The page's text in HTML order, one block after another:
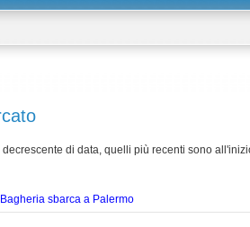
di data, quelli più recenti sono
sbarca a Palermo